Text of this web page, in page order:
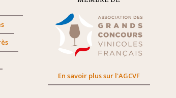
En savoir plus sur l'AGCVF